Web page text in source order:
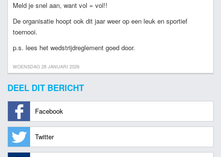
Meld je snel aan, want vol = vol!!
De organisatie hoopt ook dit jaar weer op een leuk en sportief
toernooi.
p.s. lees het wedstrijdreglement goed door.
WOENSDAG 28 JANUARI 2026
DEEL DIT BERICHT
Facebook
Twitter